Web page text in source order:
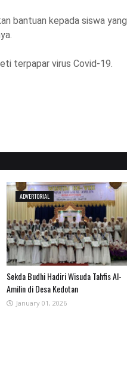
bantuan kepada siswa yang
terpapar virus Covid-19.
ADVERTORIAL
Sekda Budhi Hadiri Wisuda Tahfis Al-
Amilin di Desa Kedotan
January 01, 2026